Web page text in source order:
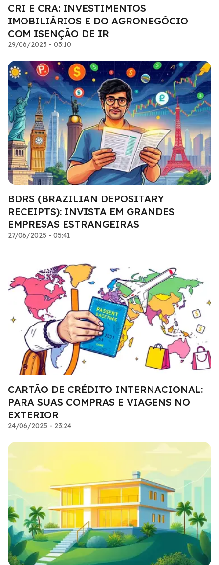
CRI E CRA: INVESTIMENTOS
IMOBILIÁRIOS E DO AGRONEGÓCIO
COM ISENÇÃO DE IR
29/06/2025 - 03:10
BDRS (BRAZILIAN DEPOSITARY
RECEIPTS): INVISTA EM GRANDES
EMPRESAS ESTRANGEIRAS
27/06/2025 - 05:41
CARTÃO DE CRÉDITO INTERNACIONAL:
PARA SUAS COMPRAS E VIAGENS NO
EXTERIOR
24/06/2025 - 23:24